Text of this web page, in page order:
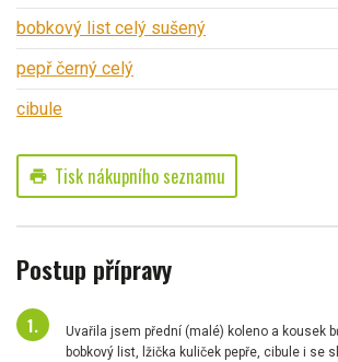
bobkový list celý sušený
pepř černý celý
cibule
print Tisk nákupního seznamu
Postup přípravy
Uvařila jsem přední (malé) koleno a kousek
bobkový list, lžička kuliček pepře, cibule i se